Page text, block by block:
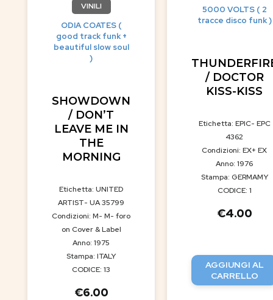
VINILI
ODIA COATES (
good track funk +
beautiful slow soul
)
SHOWDOWN
/ DON’T
LEAVE ME IN
THE
MORNING
Etichetta: UNITED
ARTIST- UA 35799
Condizioni: M- M- foro
on Cover & Label
Anno: 1975
Stampa: ITALY
CODICE: 13
€6.00
5000 VOLTS ( 2
tracce disco funk )
/ DOCTOR
KISS-KISS
Etichetta: EPIC- EPC
4362
Condizioni: EX+ EX
Anno: 1976
Stampa: GERMAMY
CODICE: 1
€4.00
AGGIUNGI AL
CARRELLO